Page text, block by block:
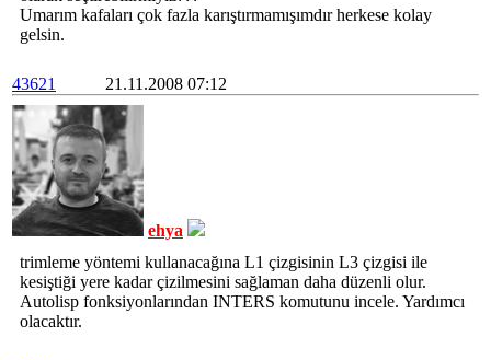
Umarım kafaları çok fazla karıştırmamışımdır herkese kolay
gelsin.
43621 21.11.2008 07:12
ehya
trimleme yöntemi kullanacağına L1 çizgisinin L3 çizgisi ile
kesiştiği yere kadar çizilmesini sağlaman daha düzenli olur.
Autolisp fonksiyonlarından INTERS komutunu incele. Yardımcı
olacaktır.